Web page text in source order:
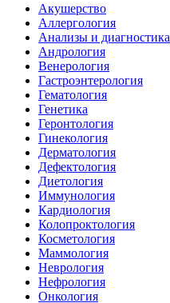
Акушерство
Аллергология
Анализы и диагностика
Андрология
Венерология
Гастроэнтерология
Гематология
Генетика
Геронтология
Гинекология
Дерматология
Дефектология
Диетология
Иммунология
Кардиология
Колопроктология
Косметология
Маммология
Неврология
Нефрология
Онкология